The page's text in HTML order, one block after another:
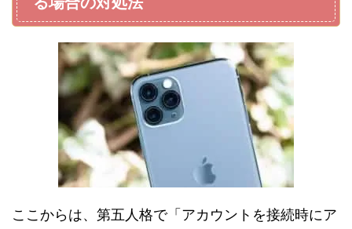
ここからは、第五人格で「アカウントを接続時にア